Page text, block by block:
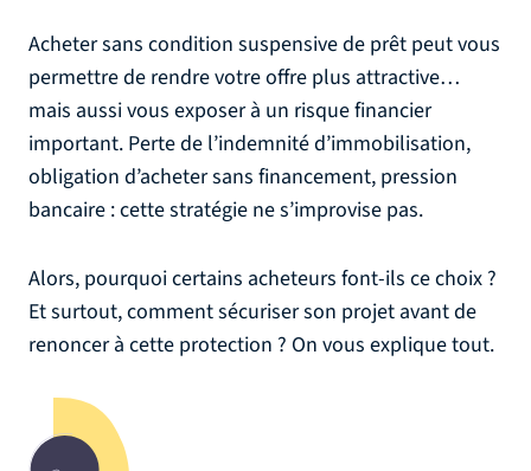
Acheter sans condition suspensive de prêt peut vous
permettre de rendre votre offre plus attractive…
mais aussi vous exposer à un risque financier
important. Perte de l’indemnité d’immobilisation,
obligation d’acheter sans financement, pression
bancaire : cette stratégie ne s’improvise pas.
Alors, pourquoi certains acheteurs font-ils ce choix ?
Et surtout, comment sécuriser son projet avant de
renoncer à cette protection ? On vous explique tout.